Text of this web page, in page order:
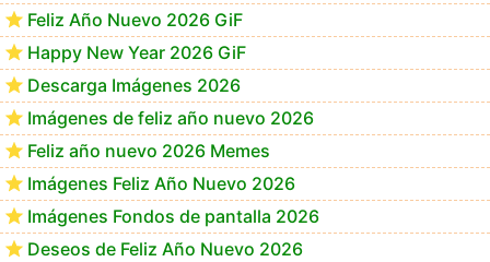
Feliz Año Nuevo 2026 GiF
Happy New Year 2026 GiF
Descarga Imágenes 2026
Imágenes de feliz año nuevo 2026
Feliz año nuevo 2026 Memes
Imágenes Feliz Año Nuevo 2026
Imágenes Fondos de pantalla 2026
Deseos de Feliz Año Nuevo 2026